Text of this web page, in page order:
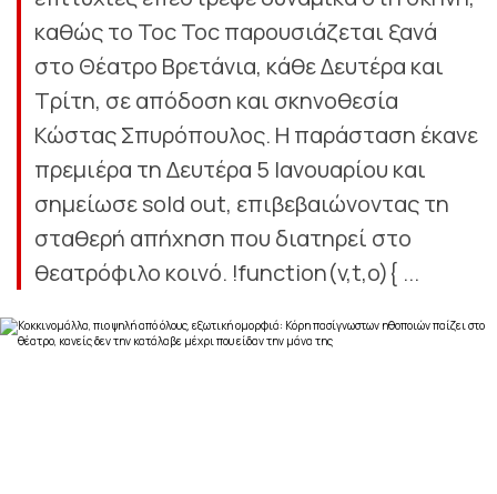
καθώς το Toc Toc παρουσιάζεται ξανά
στο Θέατρο Βρετάνια, κάθε Δευτέρα και
Τρίτη, σε απόδοση και σκηνοθεσία
Κώστας Σπυρόπουλος. Η παράσταση έκανε
πρεμιέρα τη Δευτέρα 5 Ιανουαρίου και
σημείωσε sold out, επιβεβαιώνοντας τη
σταθερή απήχηση που διατηρεί στο
θεατρόφιλο κοινό. !function(v,t,o){ ...